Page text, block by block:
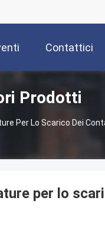
Contattici
Prodotti
Per Lo Scarico Dei
per lo